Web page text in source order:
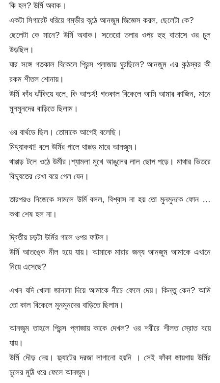
কি হল? উর্মি অবাক।
একটা সিগারেট ধরিয়ে গম্ভীর কন্ঠে আনজুম জিজ্ঞেস করল, ছেলেটা কে?
ছেলেটা কে মানে? উর্মি অবাক। সতেরো তলার ওপর হুহু বাতাসে ওর চুল
উড়ছিল।
যার সঙ্গে গতকাল বিকেলে প্রিন্স প্লাজায় ঘুরছিলে? আনজুম এর কন্ঠস্বর কী
রকম শীতল শোনায়।
উর্মি কাঁধ ঝাঁকিয়ে বলে, কি আশ্চর্য! গতকাল বিকেলে আমি আমার কাজিন, মানে
মুনমুনদের বাড়িতে ছিলাম।
ওর বার্থডে ছিল। তোমাকে আগেই বলেছি।
মিথ্যাকথা! বলে উর্মির গালে থাপ্পড় মারে আনজুম।
থাপ্পড় টলে ওঠে উর্মীর।শ্যামলা মুখে আঙুলের লাল ছোপ পড়ে। মাথার ভিতরে
বিদ্যুতের রেখা বয়ে গেল যেন।
তারপরও নিজেকে সামলে উর্মি বলল, বিশ্বাস না হয় তো মুনমুনকে ফোন …
কথা শেষ হল না।
দ্বিতীয় চড়টা উর্মির গালে ওপর ফাটল।
উর্মি আতঙ্কে নীল হয়ে যায়। আমাকে মারার জন্য আনজুম আমাকে এখানে
নিয়ে এসেছে?
এখন যদি খোলা জানালা দিয়ে আমাকে নীচে ফেলে দেয়। কিন্তু কেন? আমি
তো কাল বিকেলে মুনমুনদের বাড়িতে ছিলাম।
আনজুম তাহলে প্রিন্স প্লাজায় কাকে দেখল? ওর শরীরে শীলত স্রোত বয়ে
যায়।
উর্মি দৌড় দেয়। ফ্ল্যাটের দরজা লাগানো হয়নি । সেই ফাঁকা জায়গায় উর্মির
চুলের মুঠি ধরে ফেলে আনজুম।